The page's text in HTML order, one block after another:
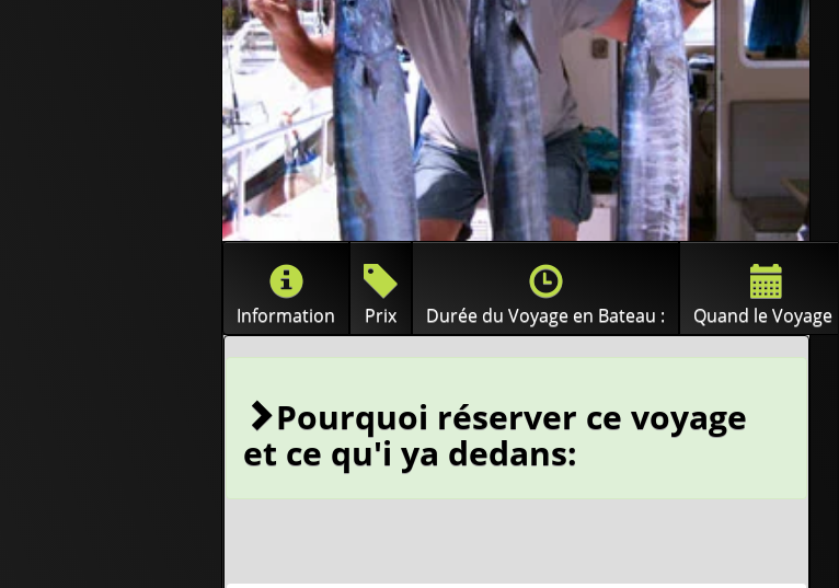
Information Prix Durée du Voyage en Bateau : Quand le Voyage :
Pourquoi réserver ce voyage
et ce qu'i ya dedans: